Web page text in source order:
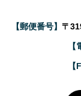
【郵便番号】 〒
【
【